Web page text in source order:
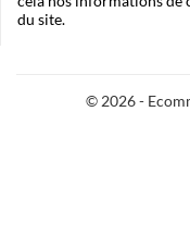
du site.
© 2026 -